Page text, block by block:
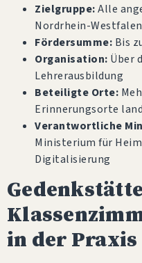
Zielgruppe:Alle
Nordrhein-Westfalen
Fördersumme: Bis
Organisation: Über
Lehrerausbildung
Beteiligte Orte:
Erinnerungsorte
Verantwortliche
Ministerium für
Digitalisierung
in der Praxis